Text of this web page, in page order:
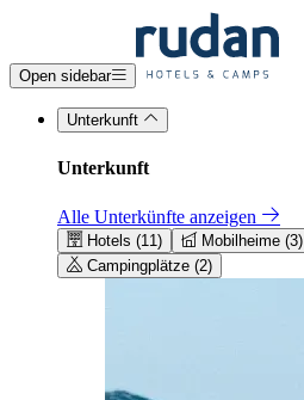
Open sidebar
Unterkunft
Unterkunft
Alle Unterkünfte anzeigen
Hotels (11) Mobilheime (3)
Campingplätze (2)